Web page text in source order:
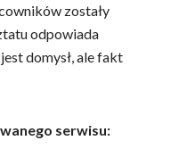
zostały
odpowiada
domysł, ale fakt
serwisu: